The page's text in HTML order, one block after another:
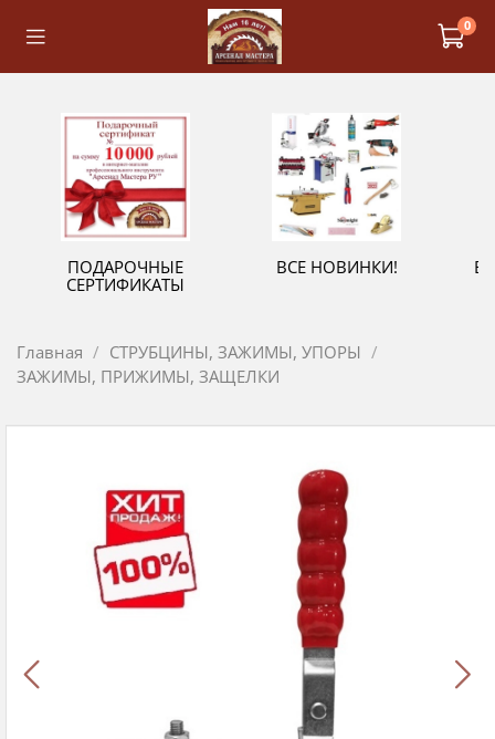
0
ПОДАРОЧНЫЕ
СЕРТИФИКАТЫ
ВСЕ НОВИНКИ!
Главная
СТРУБЦИНЫ, ЗАЖИМЫ, УПОРЫ
ЗАЖИМЫ, ПРИЖИМЫ, ЗАЩЕЛКИ